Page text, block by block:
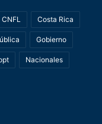
CNFL Costa Rica
Gobierno
Nacionales